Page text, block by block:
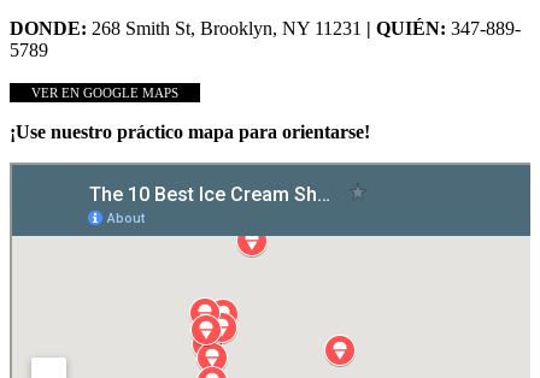
DONDE: 268 Smith St, Brooklyn, NY 11231 | QUIÉN: 347-889-
5789
VER EN GOOGLE MAPS
¡Use nuestro práctico mapa para orientarse!